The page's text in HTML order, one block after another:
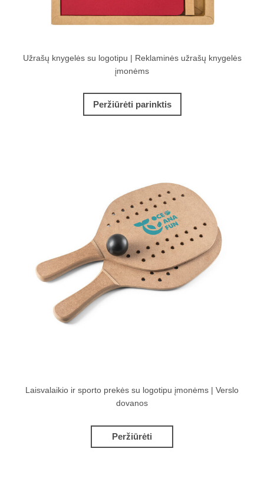
Užrašų knygelės su logotipu | Reklaminės užrašų knygelės
įmonėms
Peržiūrėti parinktis
Laisvalaikio ir sporto prekės su logotipu įmonėms | Verslo
dovanos
Peržiūrėti